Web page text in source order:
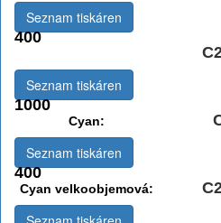
400
Seznam tiskáren
1000
Seznam tiskáren
Cyan:
400
Seznam tiskáren
Cyan velkoobjemová: